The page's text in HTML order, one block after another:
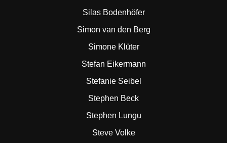
Silas Bodenhöfer
Simon van den Berg
Simone Klüter
Stefan Eikermann
Stefanie Seibel
Stephen Beck
Stephen Lungu
Steve Volke